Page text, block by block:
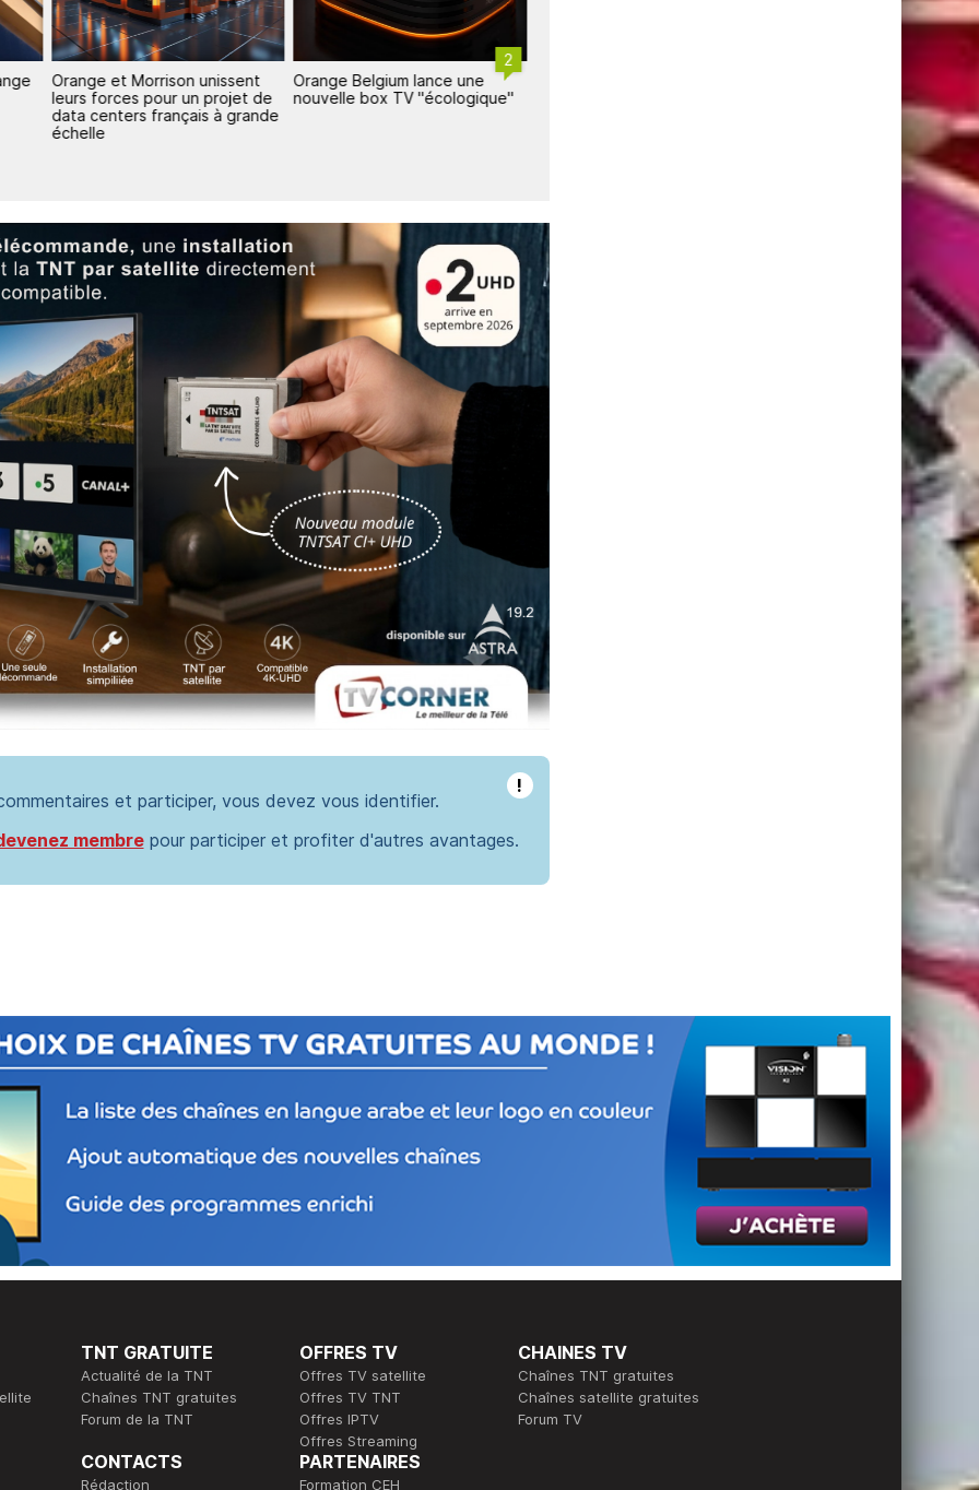
Orange et Morrison unissent
leurs forces pour un projet de
data centers français à grande
échelle
2
Orange Belgium lance une
nouvelle box TV "écologique"
!
et participer, vous devez vous identifier.
membrepour participer et profiter d'autres avantages.
TNT GRATUITE
Actualité de la TNT
Chaînes TNT gratuites
Forum de la TNT
OFFRES TV
Offres TV satellite
Offres TV TNT
Offres IPTV
Offres Streaming
CHAINES TV
Chaînes TNT gratuites
Chaînes satellite gratuites
Forum TV
CONTACTS
Rédaction
PARTENAIRES
Formation CEH